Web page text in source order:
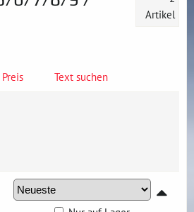
Artikel
Preis Text suchen